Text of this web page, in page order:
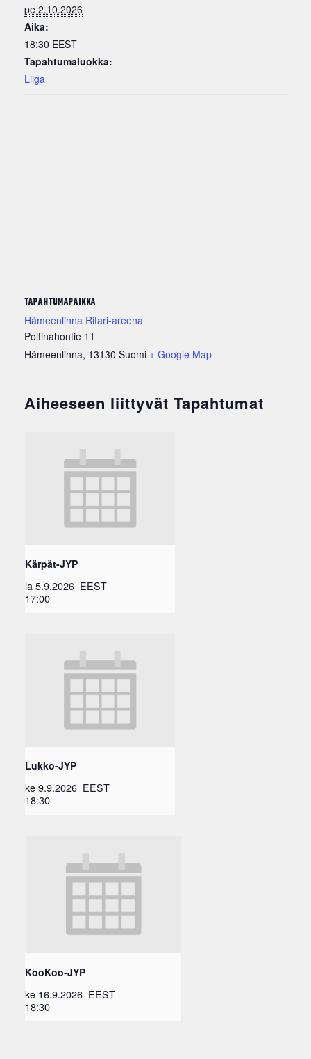
pe 2.10.2026
Aika:
18:30 EEST
Tapahtumaluokka:
Liiga
TAPAHTUMAPAIKKA
Hämeenlinna Ritari-areena
Poltinahontie 11
Hämeenlinna, 13130 Suomi + Google Map
Aiheeseen liittyvät Tapahtumat
Kärpät-JYP
la 5.9.2026
17:00
EEST
Lukko-JYP
ke 9.9.2026
18:30
EEST
KooKoo-JYP
ke 16.9.2026
18:30
EEST